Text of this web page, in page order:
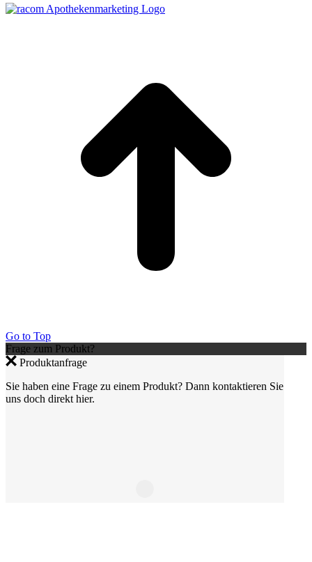
Go to Top
Frage zum Produkt?
Produktanfrage
Sie haben eine Frage zu einem Produkt? Dann kontaktieren Sie
uns doch direkt hier.